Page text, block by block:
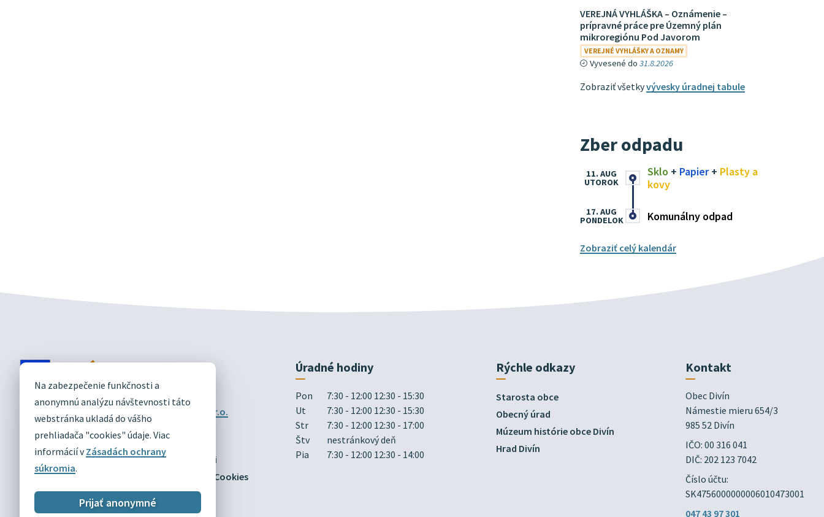
Na zabezpečenie funkčnosti a
anonymnú analýzu návštevnosti táto
webstránka ukladá do vášho
prehliadača "cookies" údaje. Viac
informácií vZásadách ochrany
súkromia.
Prijať anonymné
VEREJNÁ VYHLÁŠKA – Oznámenie –
prípravné práce pre Územný plán
mikroregiónu Pod Javorom
VEREJNÉ VYHLÁŠKY A OZNAMY
Vyvesené do 31.8.2026
Zobraziť všetkyvývesky úradnej tabule
Zber odpadu
Sklo + Papier+ Plasty a
kovy
11. AUG
UTOROK
Komunálny odpad
17. AUG
PONDELOK
Zobraziť celý kalendár
DIVÍN
OFICIÁLNE STRÁNKY
Technický prevádzkovateľ:
Alphabet partner s.r.o.
Správca obsahu:Obec Divín
Posledná aktualizácia:03.08.2026
Mapa
Vyhlásenie o prístupnosti
Zásady ochrany osobných údajov
Nastaviť Cookies
Úradné hodiny
Pon
7:30 - 12:00 12:30 - 15:30
Ut
7:30 - 12:00 12:30 - 15:30
Str
7:30 - 12:00 12:30 - 17:00
Štv
nestránkový deň
Pia
7:30 - 12:00 12:30 - 14:00
Rýchle odkazy
Starosta obce
Obecný úrad
Múzeum histórie obce Divín
Hrad Divín
Kontakt
Obec Divín
Námestie mieru 654/3
985 52 Divín
IČO: 00 316 041
DIČ: 202 123 7042
Číslo účtu:
SK4756000000006010473001
047 43 97 301